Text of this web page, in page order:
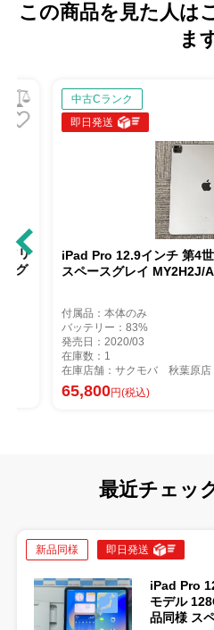
この商品を見た人は
ま
版SIMフリ
品 スペースグ
中古Cランク
即日発送
iPad Pro 12.9
スペースグレイ
付属品：本体のみ
バッテリー：83%
発売日：2020/03
在庫店舗：サクモ
65,800
最近チェッ
新品同様 即日発送
iPad Pro
モデル
品同様 ス